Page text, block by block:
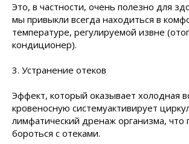
Это, в частности, очень полезно для
мы привыкли всегда находиться в
температуре, регулируемой извне
кондиционер).
3. Устранение отеков
Эффект, который оказывает холодная
кровеносную системуактивирует
лимфатический дренаж организма, что
бороться с отеками.